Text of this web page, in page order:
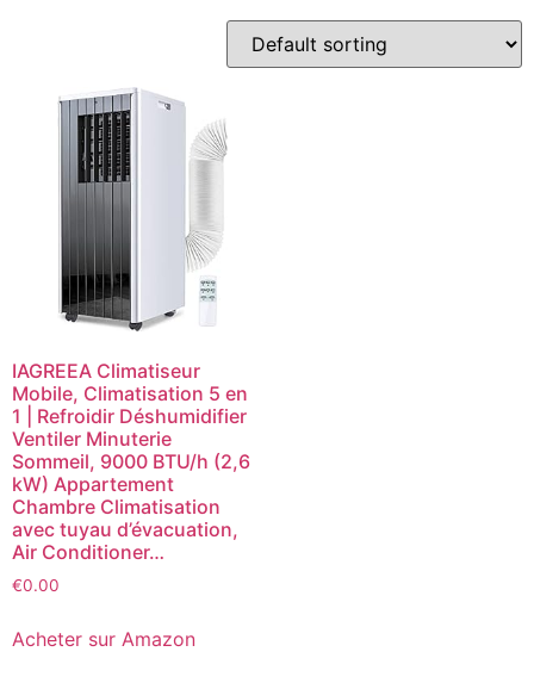
IAGREEA Climatiseur
Mobile, Climatisation 5 en
1 | Refroidir Déshumidifier
Ventiler Minuterie
Sommeil, 9000 BTU/h (2,6
kW) Appartement
Chambre Climatisation
avec tuyau d’évacuation,
Air Conditioner…
€0.00
Acheter sur Amazon